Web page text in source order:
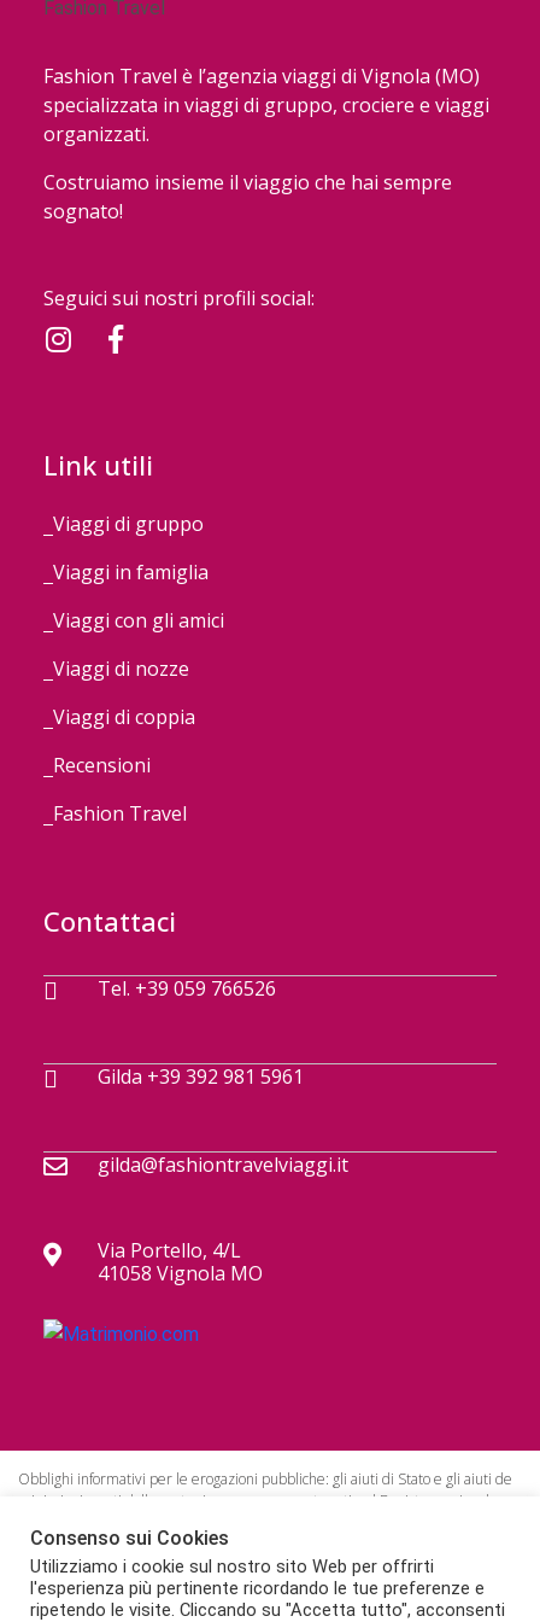
Fashion Travel è l’agenzia viaggi di Vignola (MO)
specializzata in viaggi di gruppo, crociere e viaggi
organizzati.
Costruiamo insieme il viaggio che hai sempre
sognato!
Seguici sui nostri profili social:
Link utili
Viaggi di gruppo
Viaggi in famiglia
Viaggi con gli amici
Viaggi di nozze
Viaggi di coppia
Recensioni
Fashion Travel
Contattaci
Tel. +39 059 766526
Gilda +39 392 981 5961
gilda@fashiontravelviaggi.it
Via Portello, 4/L
41058 Vignola MO
Obblighi informativi per le erogazioni pubbliche: gli aiuti di Stato e gli aiuti de
minimis ricevuti dalla nostra impresa sono contenuti nel Registro nazionale
Fondo di garanzia con polizza numero 40321512001640 Tua Assistance.
Impresa in regola con RC Turismo con polizza numero 112799198.
Consenso sui Cookies
Utilizziamo i cookie sul nostro sito Web per offrirti
l'esperienza più pertinente ricordando le tue preferenze e
ripetendo le visite. Cliccando su "Accetta tutto", acconsenti